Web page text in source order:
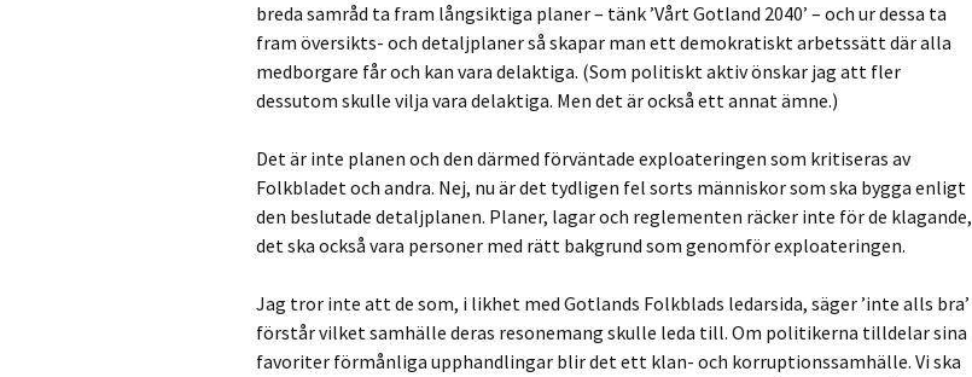
breda samråd ta fram långsiktiga planer – tänk ’Vårt Gotland 2040’ – och ur dessa ta
fram översikts- och detaljplaner så skapar man ett demokratiskt arbetssätt där alla
medborgare får och kan vara delaktiga. (Som politiskt aktiv önskar jag att fler
dessutom skulle vilja vara delaktiga. Men det är också ett annat ämne.)
Det är inte planen och den därmed förväntade exploateringen som kritiseras av
Folkbladet och andra. Nej, nu är det tydligen fel sorts människor som ska bygga enligt
den beslutade detaljplanen. Planer, lagar och reglementen räcker inte för de klagande,
det ska också vara personer med rätt bakgrund som genomför exploateringen.
Jag tror inte att de som, i likhet med Gotlands Folkblads ledarsida, säger ’inte alls bra’
förstår vilket samhälle deras resonemang skulle leda till. Om politikerna tilldelar sina
favoriter förmånliga upphandlingar blir det ett klan- och korruptionssamhälle. Vi ska